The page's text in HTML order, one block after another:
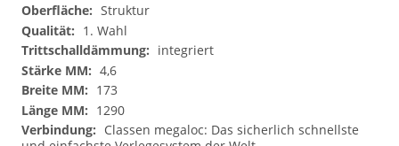
Struktur
1. Wahl
integriert
4,6
173
1290
Classen megaloc: Das sicherlich schnellste